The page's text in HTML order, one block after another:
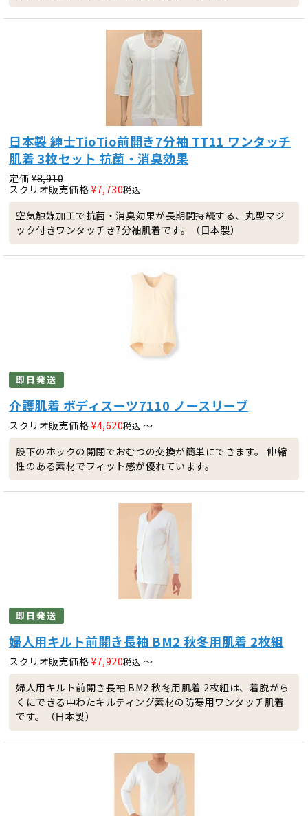
日本製 紳士TioTio前開き7分袖 TT11 ワンタッチ
肌着 3枚セット 抗菌・消臭効果
定価 ¥8,910
スクリオ販売価格 ¥7,730税込
空気触媒加工で抗菌・消臭効果が長期間持続する、丸型マジ
ック付きワンタッチき7分袖肌着です。（日本製）
即日発送
介護肌着 ボディスーツ7110 ノースリーブ
スクリオ販売価格 ¥4,620税込 〜
股下のホックの開閉でおむつの交換が簡単にできます。 伸縮
性のある素材でフィット感が優れています。
即日発送
婦人用キルト前開き長袖 BM2 秋冬用肌着 2枚組
スクリオ販売価格 ¥7,920税込 〜
婦人用キルト前開き長袖 BM2 秋冬用肌着 2枚組は、着脱がら
くにできる中わたキルティング素材の防寒用ワンタッチ肌着
です。（日本製）